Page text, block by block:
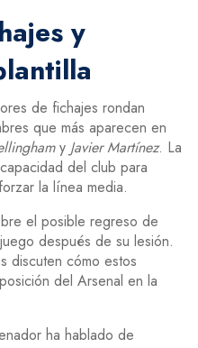
y
de fichajes rondan
que más aparecen en
y Javier Martínez. La
del club para
la línea media.
el posible regreso de
después de su lesión.
discuten cómo estos
del Arsenal en la
ha hablado de